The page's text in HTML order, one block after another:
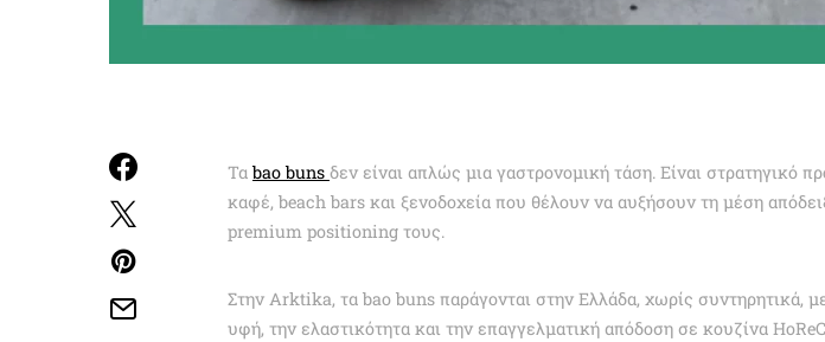
Ταbao buns δεν είναι απλώς μια γαστρονομική τάση. Είναι στρατηγικό
καφέ, beach bars και ξενοδοχεία που θέλουν να αυξήσουν τη μέση
premium positioning τους.
Στην Arktika, τα bao buns παράγονται στην Ελλάδα, χωρίς συντηρητικά,
υφή, την ελαστικότητα και την επαγγελματική απόδοση σε κουζίνα